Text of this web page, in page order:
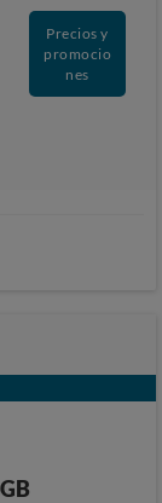
Precios y
promocio
nes